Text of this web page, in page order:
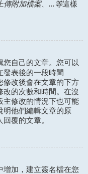
傳附加檔案、...等這樣
您自己的文章。您可以
發表後的一段時間
修改後會在文章的下方
改的次數和時間。在沒
主修改的情況下也可能
明他們編輯文章的原
覆的文章。
增加，建立簽名檔在您